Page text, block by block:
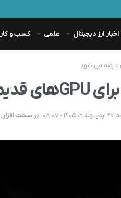
اخبار ارز دیجیتال علمی کسب و کار
در سخت افزار,